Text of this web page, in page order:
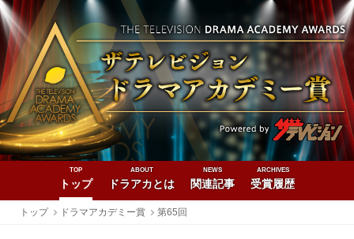
TOP
トップ
ABOUT
ドラアカとは
NEWS
関連記事
ARCHIVES
受賞履歴
トップ ドラマアカデミー賞 第65回